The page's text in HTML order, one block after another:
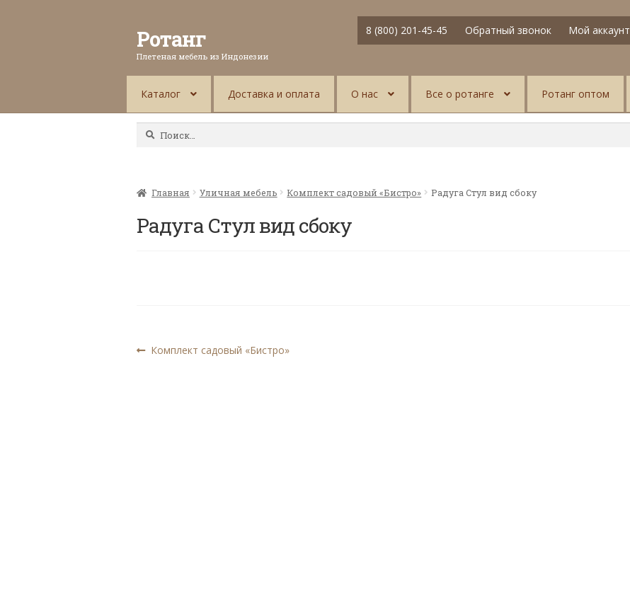
Ротанг
Плетеная мебель из Индонезии
8 (800) 201-45-45 Обратный звонок Мой аккаунт
Каталог Доставка и оплата О нас Все о ротанге Ротанг оптом
Найти:
Главная Уличная мебель Комплект садовый «Бистро» Радуга Стул вид сбоку
Радуга Стул вид сбоку
Навигация
Предыдущая
Комплект садовый «Бистро»